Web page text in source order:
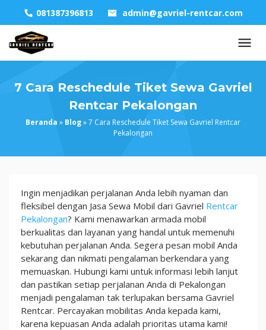
content
081387396813 admin@gavriel-rentcar.com
7 Cara Reschedule Tiket Sewa Gavriel
Rentcar Pekalongan
Beranda » Blog»7 Cara Reschedule Tiket Sewa Gavriel Rentcar
Pekalongan
7
Cara
Reschedule
Tiket
Sewa
Gavriel
Rentcar
Pekalongan
Ingin menjadikan perjalanan Anda lebih nyaman dan
fleksibel dengan Jasa Sewa Mobil dari Gavriel Rentcar
Pekalongan? Kami menawarkan armada mobil
berkualitas dan layanan yang handal untuk memenuhi
kebutuhan perjalanan Anda. Segera pesan mobil Anda
sekarang dan nikmati pengalaman berkendara yang
memuaskan. Hubungi kami untuk informasi lebih lanjut
dan pastikan setiap perjalanan Anda di Pekalongan
menjadi pengalaman tak terlupakan bersama Gavriel
Rentcar. Percayakan mobilitas Anda kepada kami,
karena kepuasan Anda adalah prioritas utama kami!